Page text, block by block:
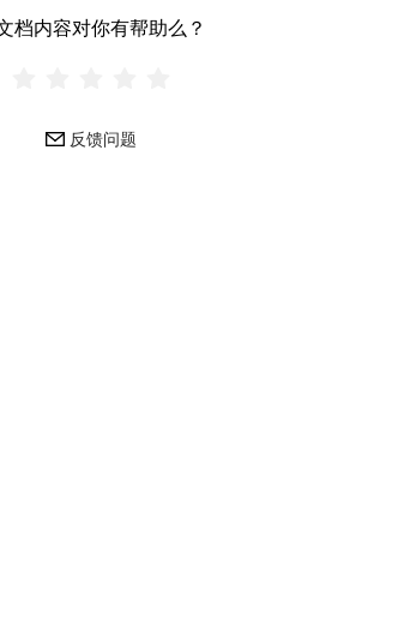
档内容对你有帮助么？
反馈问题